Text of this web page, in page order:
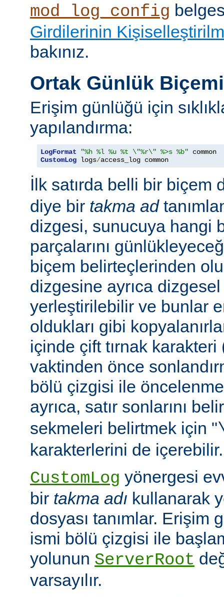
mod_log_config
Girdilerinin
bakınız.
Ortak Günlük
Erişim günlüğü için
yapılandırma:
LogFormat "%h %l %u %t \"%r\" %>s %b"
CustomLog logs/access_log common
İlk satırda belli bir biçem
diye bir takma ad
dizgesi, sunucuya hangi
parçalarını
biçem belirteçlerinden
dizgesine ayrıca
yerleştirilebilir ve bunlar
oldukları gibi
içinde çift tırnak
vaktinden önce
bölü çizgisi ile
ayrıca, satır sonlarını
sekmeleri belirtmek için "
karakterlerini de içerebilir.
CustomLog yönergesi
bir takma adı kullanarak
dosyası tanımlar. Erişim
ismi bölü çizgisi ile
yolunun ServerRoot
varsayılır.